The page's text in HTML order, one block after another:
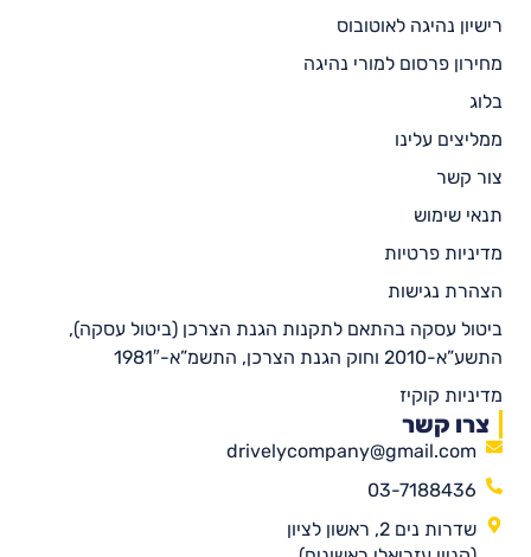
רישיון נהיגה לאוטובוס
מחירון פרסום למורי נהיגה
בלוג
ממליצים עלינו
צור קשר
תנאי שימוש
מדיניות פרטיות
הצהרת נגישות
ביטול עסקה בהתאם לתקנות הגנת הצרכן (ביטול עסקה),
התשע”א-2010 וחוק הגנת הצרכן, התשמ”א-1981″
מדיניות קוקיז
צרו קשר
drivelycompany@gmail.com
03-7188436
שדרות נים 2, ראשון לציון